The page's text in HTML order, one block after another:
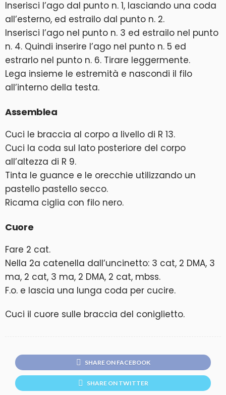
Inserisci l’ago dal punto n. 1, lasciando una coda
all’esterno, ed estrailo dal punto n. 2.
Inserisci l’ago nel punto n. 3 ed estrailo nel punto
n. 4. Quindi inserire l’ago nel punto n. 5 ed
estrarlo nel punto n. 6. Tirare leggermente.
Lega insieme le estremità e nascondi il filo
all’interno della testa.
Assemblea
Cuci le braccia al corpo a livello di R 13.
Cuci la coda sul lato posteriore del corpo
all’altezza di R 9.
Tinta le guance e le orecchie utilizzando un
pastello pastello secco.
Ricama ciglia con filo nero.
Cuore
Fare 2 cat.
Nella 2a catenella dall’uncinetto: 3 cat, 2 DMA, 3
ma, 2 cat, 3 ma, 2 DMA, 2 cat, mbss.
F.o. e lascia una lunga coda per cucire.
Cuci il cuore sulle braccia del coniglietto.
SHARE ON FACEBOOK
SHARE ON TWITTER